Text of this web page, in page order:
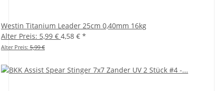
Westin Titanium Leader 25cm 0,40mm 16kg
Alter Preis: 5,99 € 4,58 € *
Alter Preis: 5,99 €